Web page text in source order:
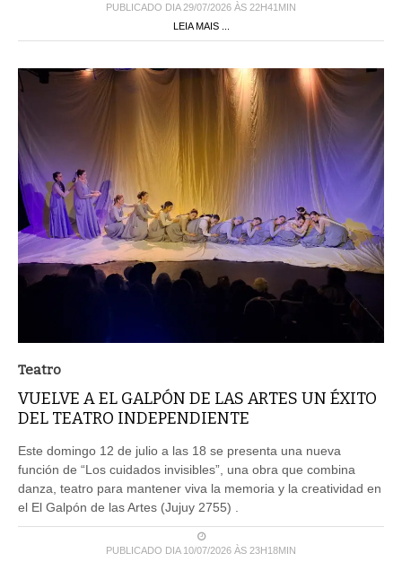
PUBLICADO DIA 29/07/2026 ÀS 22H41MIN
LEIA MAIS ...
Teatro
VUELVE A EL GALPÓN DE LAS ARTES UN ÉXITO
DEL TEATRO INDEPENDIENTE
Este domingo 12 de julio a las 18 se presenta una nueva
función de “Los cuidados invisibles”, una obra que combina
danza, teatro para mantener viva la memoria y la creatividad en
el El Galpón de las Artes (Jujuy 2755) .
PUBLICADO DIA 10/07/2026 ÀS 23H18MIN